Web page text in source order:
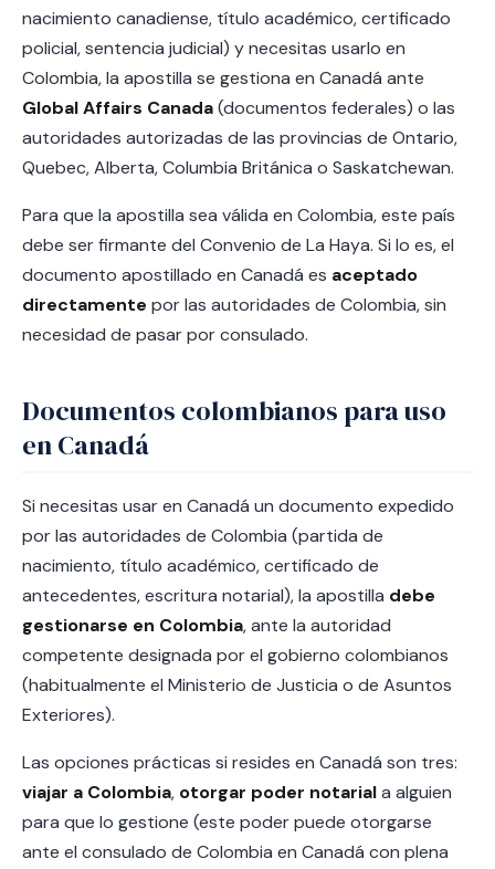
nacimiento canadiense, título académico, certificado
policial, sentencia judicial) y necesitas usarlo en
Colombia, la apostilla se gestiona en Canadá ante
Global Affairs Canada(documentos federales) o las
autoridades autorizadas de las provincias de Ontario,
Quebec, Alberta, Columbia Británica o Saskatchewan.
Para que la apostilla sea válida en Colombia, este país
debe ser firmante del Convenio de La Haya. Si lo es, el
documento apostillado en Canadá es aceptado
directamente por las autoridades de Colombia, sin
necesidad de pasar por consulado.
Documentos colombianos para uso
en Canadá
Si necesitas usar en Canadá un documento expedido
por las autoridades de Colombia (partida de
nacimiento, título académico, certificado de
antecedentes, escritura notarial), la apostilla debe
gestionarse en Colombia, ante la autoridad
competente designada por el gobierno colombianos
(habitualmente el Ministerio de Justicia o de Asuntos
Exteriores).
Las opciones prácticas si resides en Canadá son tres:
viajar a Colombia, otorgar poder notariala alguien
para que lo gestione (este poder puede otorgarse
ante el consulado de Colombia en Canadá con plena